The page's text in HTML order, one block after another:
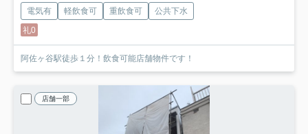
電気有 軽飲食可 重飲食可
公共下水
礼0
阿佐ヶ谷駅徒歩１分！飲食可能店舗物件です！
店舗一部